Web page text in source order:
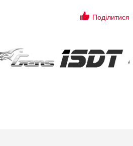
Поділитися